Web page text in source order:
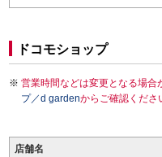
ドコモショップ
営業時間などは変更となる場合
プ／d gardenからご確認くださ
店舗名